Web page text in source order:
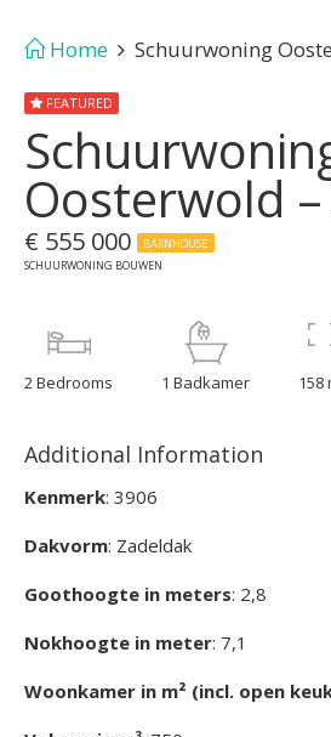
Home Schuurwoning
FEATURED
Oosterwold
€ 555 000
BARNHOUSE
SCHUURWONING BOUWEN
2 Bedrooms 1 Badkamer 158
Additional Information
Kenmerk: 3906
Dakvorm: Zadeldak
Goothoogte in meters: 2,8
Nokhoogte in meter: 7,1
Woonkamer in m² (incl. open